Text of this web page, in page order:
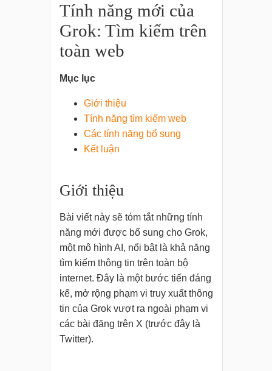
Tính năng mới của
Grok: Tìm kiếm trên
toàn web
Mục lục
Giới thiệu
Tính năng tìm kiếm web
Các tính năng bổ sung
Kết luận
Giới thiệu
Bài viết này sẽ tóm tắt những tính
năng mới được bổ sung cho Grok,
một mô hình AI, nổi bật là khả năng
tìm kiếm thông tin trên toàn bộ
internet. Đây là một bước tiến đáng
kể, mở rộng phạm vi truy xuất thông
tin của Grok vượt ra ngoài phạm vi
các bài đăng trên X (trước đây là
Twitter).